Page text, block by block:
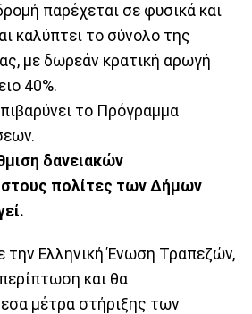
παρέχεται σε φυσικά και
καλύπτει το σύνολο της
με δωρεάν κρατική αρωγή
40%.
το Πρόγραμμα
δανειακών
πολίτες των Δήμων
την Ελληνική Ένωση Τραπεζών,
και θα
μέτρα στήριξης των